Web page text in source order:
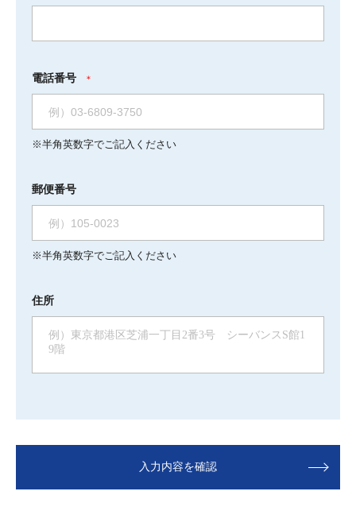
電話番号 ＊
※半角英数字でご記入ください
郵便番号
※半角英数字でご記入ください
住所
入力内容を確認